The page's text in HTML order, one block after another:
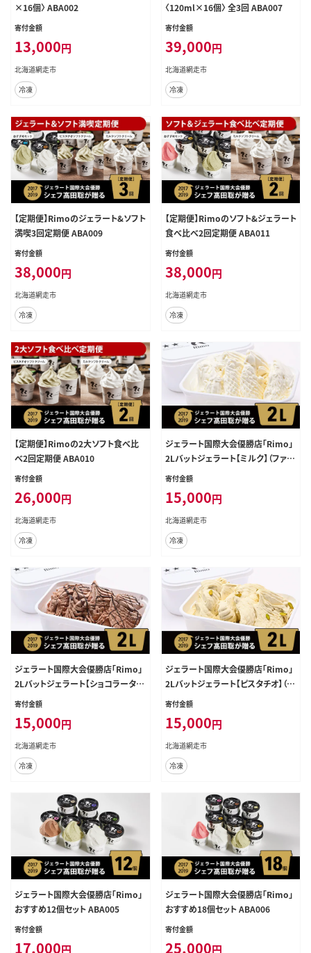
×16個〉 ABA002
寄付金額
13,000円
北海道網走市
冷凍
〈120ml×16個〉 全3回 ABA007
寄付金額
39,000円
北海道網走市
冷凍
【定期便】Rimoのジェラート&ソフト
満喫3回定期便 ABA009
寄付金額
38,000円
北海道網走市
冷凍
【定期便】Rimoのソフト&ジェラート
食べ比べ2回定期便 ABA011
寄付金額
38,000円
北海道網走市
冷凍
【定期便】Rimoの2大ソフト食べ比
べ2回定期便 ABA010
寄付金額
26,000円
北海道網走市
冷凍
ジェラート国際大会優勝店「Rimo」
2Lバットジェラート【ミルク】（ファミ
リー向け） ABA013
寄付金額
15,000円
北海道網走市
冷凍
ジェラート国際大会優勝店「Rimo」
2Lバットジェラート【ショコラータ】
（ファミリー向け） ABA015
寄付金額
15,000円
北海道網走市
冷凍
ジェラート国際大会優勝店「Rimo」
2Lバットジェラート【ピスタチオ】（フ
ァミリー向け） ABA014
寄付金額
15,000円
北海道網走市
冷凍
ジェラート国際大会優勝店「Rimo」
おすすめ12個セット ABA005
寄付金額
17,000円
ジェラート国際大会優勝店「Rimo」
おすすめ18個セット ABA006
寄付金額
25,000円